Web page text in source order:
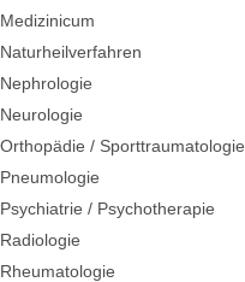
Medizinicum
Naturheilverfahren
Nephrologie
Neurologie
Orthopädie / Sporttraumatologie
Pneumologie
Psychiatrie / Psychotherapie
Radiologie
Rheumatologie